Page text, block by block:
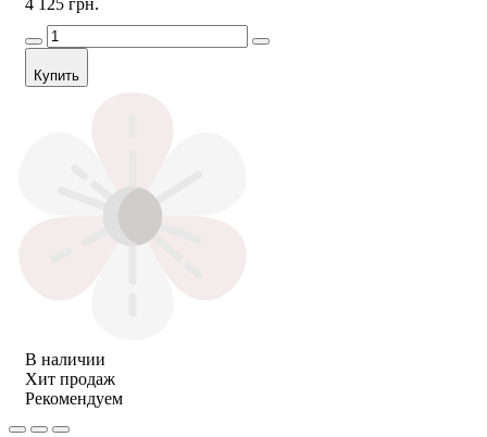
Купить
В наличии
Хит продаж
Рекомендуем